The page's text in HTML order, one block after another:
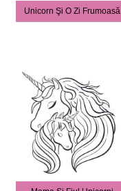
Unicorn Şi O Zi Frumoasă